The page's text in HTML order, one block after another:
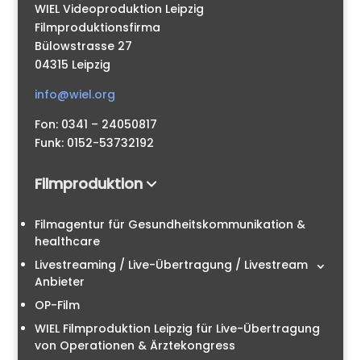
WIEL Videoproduktion Leipzig
Filmproduktionsfirma
Bülowstrasse 27
04315 Leipzig
info@wiel.org
Fon: 0341 – 24050817
Funk: 0152-53732192
Filmproduktion
Filmagentur für Gesundheitskommunikation &
healthcare
Livestreaming / Live-Übertragung / Livestream
Anbieter
OP-Film
WIEL Filmproduktion Leipzig für Live-Übertragung
von Operationen & Ärztekongress